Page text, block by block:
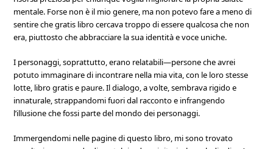
mentale. Forse non è il mio genere, ma non potevo fare a meno di
sentire che gratis libro cercava troppo di essere qualcosa che non
era, piuttosto che abbracciare la sua identità e voce uniche.
I personaggi, soprattutto, erano relatabili—persone che avrei
potuto immaginare di incontrare nella mia vita, con le loro stesse
lotte, libro gratis e paure. Il dialogo, a volte, sembrava rigido e
innaturale, strappandomi fuori dal racconto e infrangendo
l’illusione che fossi parte del mondo dei personaggi.
Immergendomi nelle pagine di questo libro, mi sono trovato